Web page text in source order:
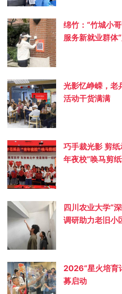
绵竹：“竹城小
服务新就业群体
光影忆峥嵘，老
活动干货满满
巧手裁光影 剪
年夜校”唤马剪
四川农业大学“
调研助力老旧小
2026“星火培育
募启动